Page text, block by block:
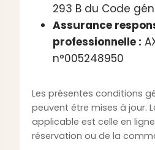
293 B du Code
Assurance
professionnelle :
n°005248950
Les présentes conditions
peuvent être mises à jour.
applicable est celle en
réservation ou de la